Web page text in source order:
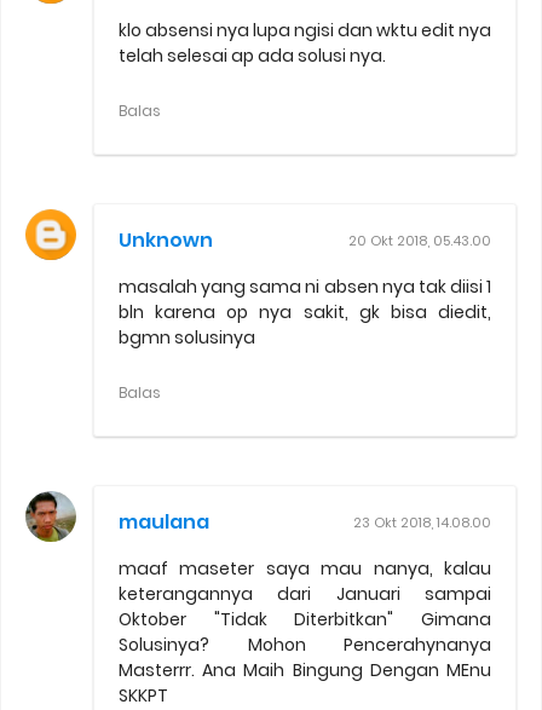
klo absensi nya lupa ngisi dan wktu edit nya
telah selesai ap ada solusi nya.
Balas
Unknown 20 Okt 2018, 05.43.00
masalah yang sama ni absen nya tak diisi 1
bln karena op nya sakit, gk bisa diedit,
bgmn solusinya
Balas
maulana 23 Okt 2018, 14.08.00
maaf maseter saya mau nanya, kalau
keterangannya dari Januari sampai
Oktober "Tidak Diterbitkan" Gimana
Solusinya? Mohon Pencerahynanya
Masterrr. Ana Maih Bingung Dengan MEnu
SKKPT